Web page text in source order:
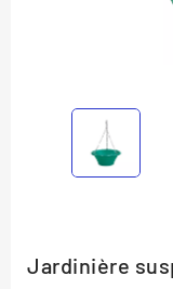
Jardinière